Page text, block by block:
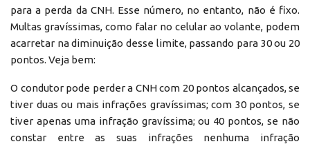
para a perda da CNH. Esse número, no entanto, não é fixo.
Multas gravíssimas, como falar no celular ao volante, podem
acarretar na diminuição desse limite, passando para 30 ou 20
pontos. Veja bem:
O condutor pode perder a CNH com 20 pontos alcançados, se
tiver duas ou mais infrações gravíssimas; com 30 pontos, se
tiver apenas uma infração gravíssima; ou 40 pontos, se não
constar entre as suas infrações nenhuma infração